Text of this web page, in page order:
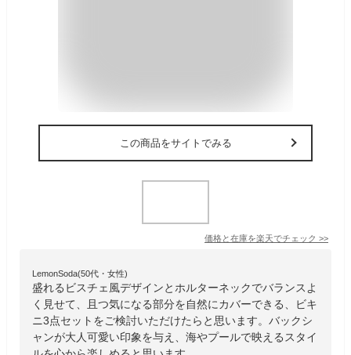
この商品をサイトでみる
価格と在庫を楽天でチェック >>
LemonSoda(50代・女性)
盛れるビスチェ風デザインとホルターネックでバランスよ
く見せて、且つ気になる部分を自然にカバーできる、ビキ
ニ3点セットをご検討いただけたらと思います。バックシ
ャンが大人可愛い印象を与え、海やプールで映えるスタイ